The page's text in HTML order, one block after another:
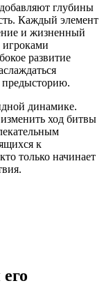
глубины
Каждый элемент
и жизненный
игроками
развитие
предысторию.
динамике.
ход битвы
к
только начинает